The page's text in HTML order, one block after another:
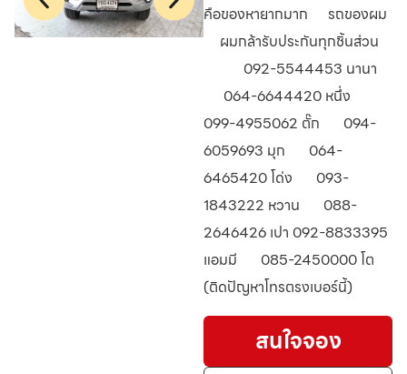
คือของหายากมาก
รถของผม
ผมกล้ารับประกันทุกชิ้นส่วน
092-5544453 นานา
064-6644420 หนึ่ง
099-4955062 ตั๊ก
094-
6059693 มุก
064-
6465420 โด่ง
093-
1843222 หวาน
088-
2646426 เปา 092-8833395
แอมมี
085-2450000 โต
(ติดปัญหาโทรตรงเบอร์นี้)
สนใจจอง